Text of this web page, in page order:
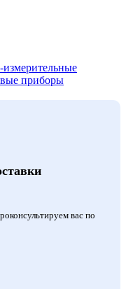
приборы
вас по